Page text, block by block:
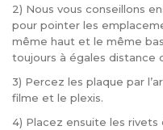
2) Nous vous conseillons
pour pointer les
même haut et le même
toujours à égales distance
3) Percez les plaque par
filme et le plexis.
4) Placez ensuite les rivets